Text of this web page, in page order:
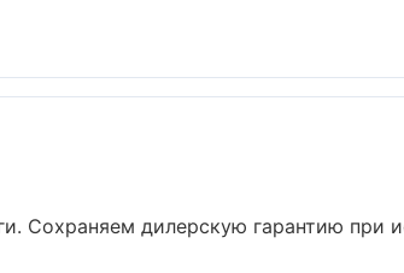
Сохраняем дилерскую гарантию при